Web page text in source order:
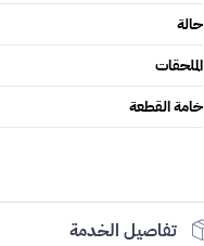
حالة
الملحقات
خامة القطعة
تفاصيل الخدمة